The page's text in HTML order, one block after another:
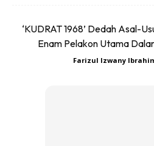
‘KUDRAT 1968’ Dedah Asal-
Enam Pelakon Utama
Farizul Izwany